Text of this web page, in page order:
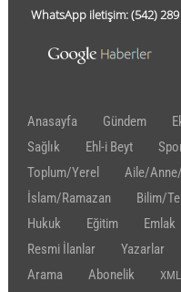
WhatsApp iletişim:(542)
Anasayfa Gündem
Sağlık
Ehl-i Beyt
Toplum/Yerel
Aile/
İslam/Ramazan
Bilim/
Hukuk
Eğitim Emlak
Resmi İlanlar
Yazarlar
Arama
Abonelik